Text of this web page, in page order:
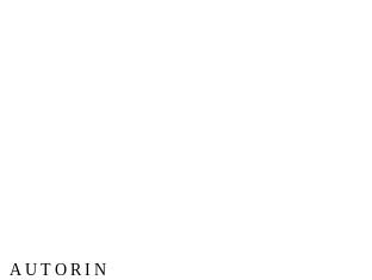
AUTORIN